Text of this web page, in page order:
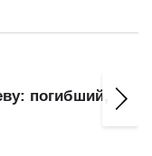
погибший,